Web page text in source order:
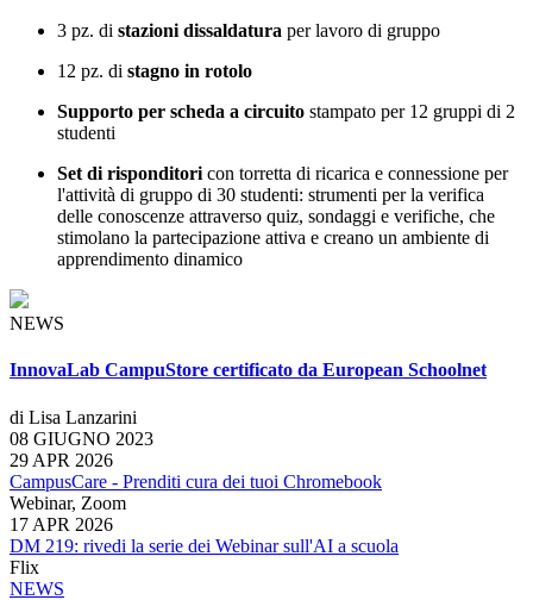
3 pz. di stazioni dissaldatura per lavoro di gruppo
12 pz. di stagno in rotolo
Supporto per scheda a circuito stampato per 12 gruppi di 2
studenti
Set di risponditori con torretta di ricarica e connessione per
l'attività di gruppo di 30 studenti: strumenti per la verifica
delle conoscenze attraverso quiz, sondaggi e verifiche, che
stimolano la partecipazione attiva e creano un ambiente di
apprendimento dinamico
NEWS
InnovaLab CampuStore certificato da European Schoolnet
di Lisa Lanzarini
08 GIUGNO 2023
29 APR 2026
CampusCare - Prenditi cura dei tuoi Chromebook
Webinar, Zoom
17 APR 2026
DM 219: rivedi la serie dei Webinar sull'AI a scuola
Flix
NEWS